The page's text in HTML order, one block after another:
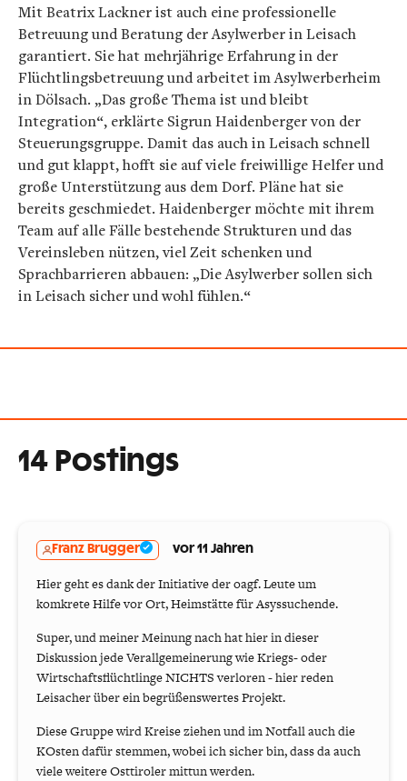
Mit Beatrix Lackner ist auch eine professionelle
Betreuung und Beratung der Asylwerber in Leisach
garantiert. Sie hat mehrjährige Erfahrung in der
Flüchtlingsbetreuung und arbeitet im Asylwerberheim
in Dölsach. „Das große Thema ist und bleibt
Integration“, erklärte Sigrun Haidenberger von der
Steuerungsgruppe. Damit das auch in Leisach schnell
und gut klappt, hofft sie auf viele freiwillige Helfer und
große Unterstützung aus dem Dorf. Pläne hat sie
bereits geschmiedet. Haidenberger möchte mit ihrem
Team auf alle Fälle bestehende Strukturen und das
Vereinsleben nützen, viel Zeit schenken und
Sprachbarrieren abbauen: „Die Asylwerber sollen sich
in Leisach sicher und wohl fühlen.“
14 Postings
Franz Brugger vor 11 Jahren
Hier geht es dank der Initiative der oagf. Leute um
komkrete Hilfe vor Ort, Heimstätte für Asyssuchende.
Super, und meiner Meinung nach hat hier in dieser
Diskussion jede Verallgemeinerung wie Kriegs- oder
Wirtschaftsflüchtlinge NICHTS verloren - hier reden
Leisacher über ein begrüßenswertes Projekt.
Diese Gruppe wird Kreise ziehen und im Notfall auch die
KOsten dafür stemmen, wobei ich sicher bin, dass da auch
viele weitere Osttiroler mittun werden.